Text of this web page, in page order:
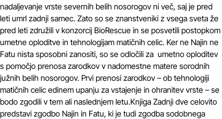
nadaljevanje vrste severnih belih nosorogov ni več, saj je pred
leti umrl zadnji samec. Zato so se znanstveniki z vsega sveta že
pred leti združili v konzorcij BioRescue in se posvetili postopkom
umetne oploditve in tehnologijam matičnih celic. Ker ne Najin ne
Fatu nista sposobni zanositi, so se odločili za umetno oploditev
s pomočjo prenosa zarodkov v nadomestne matere sorodnih
južnih belih nosorogov. Prvi prenosi zarodkov – ob tehnologiji
matičnih celic edinem upanju za vstajenje in ohranitev vrste – se
bodo zgodili v tem ali naslednjem letu.Knjiga Zadnji dve celovito
predstavi zgodbo Najin in Fatu, ki je tudi zgodba sodobnega